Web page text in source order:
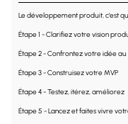
Le développement produit, c'est
Étape 1 - Clarifiez votre vision
Étape 2 - Confrontez votre idée
Étape 3 - Construisez votre MVP
Étape 4 - Testez, itérez, améliorez
Étape 5 - Lancez et faites vivre